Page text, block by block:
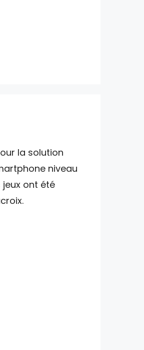
la solution
niveau
jeux ont été